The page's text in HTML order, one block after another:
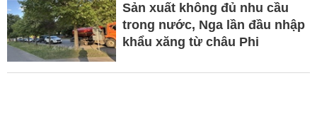
Sản xuất không đủ nhu cầu
trong nước, Nga lần đầu nhập
khẩu xăng từ châu Phi